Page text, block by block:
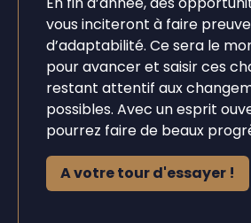
vous inciteront à faire preuve
d’adaptabilité. Ce sera le
pour avancer et saisir ces
restant attentif aux
possibles. Avec un esprit
pourrez faire de beaux
A votre tour d'essayer !